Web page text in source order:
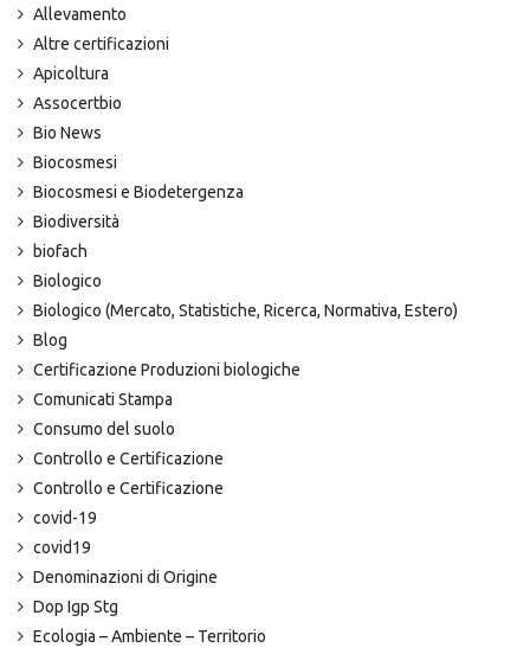
Allevamento
Altre certificazioni
Apicoltura
Assocertbio
Bio News
Biocosmesi
Biocosmesi e Biodetergenza
Biodiversità
biofach
Biologico
Biologico (Mercato, Statistiche, Ricerca, Normativa, Estero)
Blog
Certificazione Produzioni biologiche
Comunicati Stampa
Consumo del suolo
Controllo e Certificazione
Controllo e Certificazione
covid-19
covid19
Denominazioni di Origine
Dop Igp Stg
Ecologia – Ambiente – Territorio